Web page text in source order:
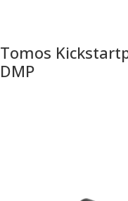
Tomos
DMP